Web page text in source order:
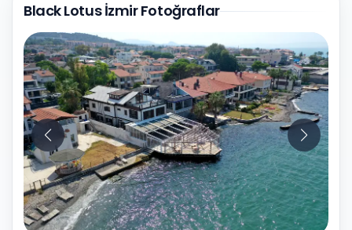
Black Lotus İzmir Fotoğraflar
10Fotoğraf